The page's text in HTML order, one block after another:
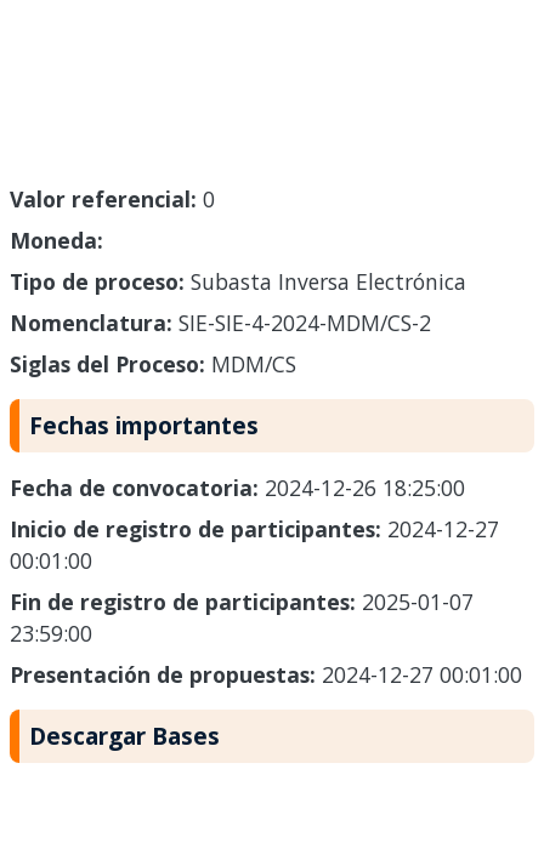
Valor referencial: 0
Moneda:
Tipo de proceso: Subasta Inversa Electrónica
Nomenclatura: SIE-SIE-4-2024-MDM/CS-2
Siglas del Proceso: MDM/CS
Fechas importantes
Fecha de convocatoria: 2024-12-26 18:25:00
Inicio de registro de participantes: 2024-12-27
00:01:00
Fin de registro de participantes: 2025-01-07
23:59:00
Presentación de propuestas: 2024-12-27 00:01:00
Descargar Bases